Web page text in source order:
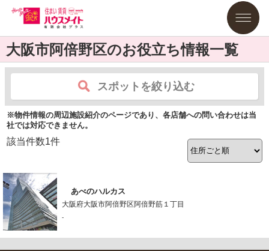
大阪市阿倍野区のお役立ち情報一覧
スポットを絞り込む
※物件情報の周辺施設紹介のページであり、各店舗への問い合わせは当
社では対応できません。
該当件数1件
あべのハルカス
大阪府大阪市阿倍野区阿倍野筋１丁目
-